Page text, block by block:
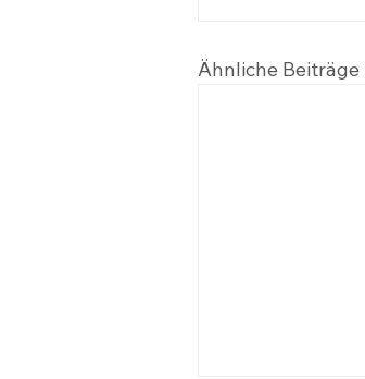
Ähnliche Beiträge